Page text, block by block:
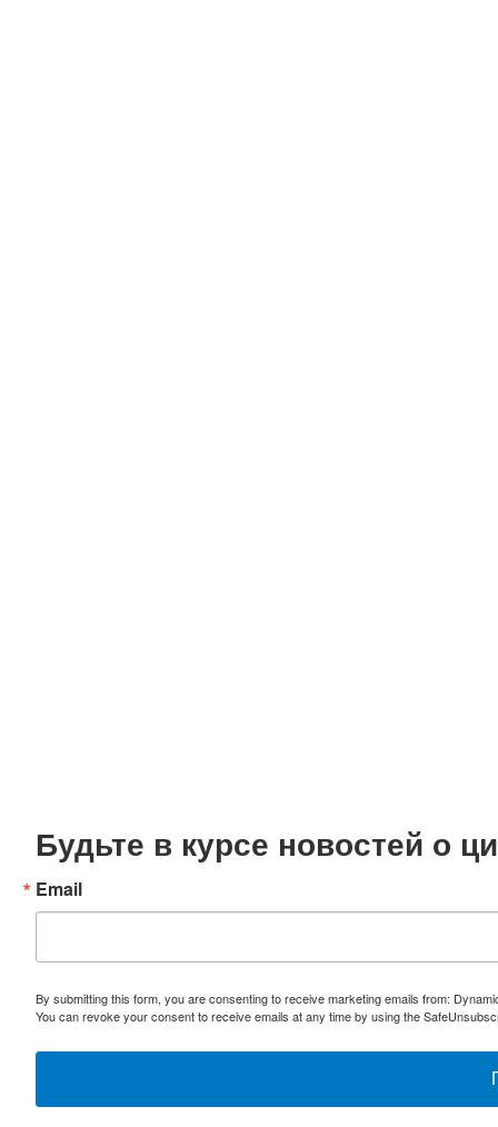
Будьте в курсе новостей о
Email
By submitting this form, you are consenting to receive marketing emails from:
You can revoke your consent to receive emails at any time by using the